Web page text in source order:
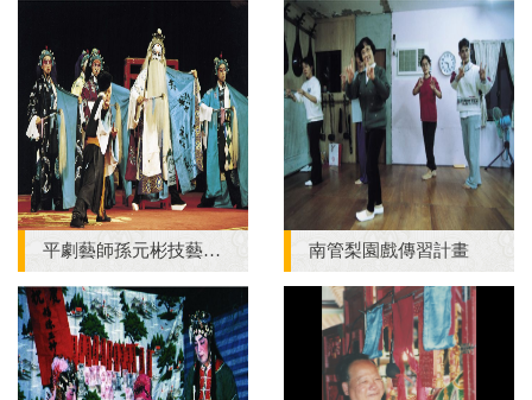
平劇藝師孫元彬技藝保存傳習計畫 南管梨園戲傳習計畫